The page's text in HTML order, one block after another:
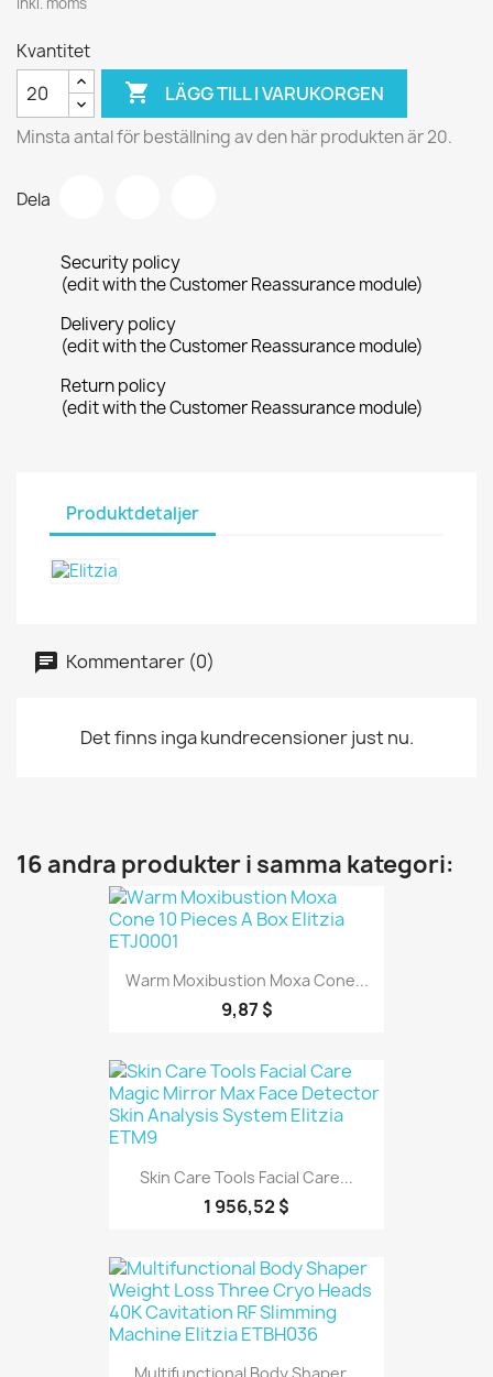
Kvantitet
 LÄGG TILL I VARUKORGEN
Minsta antal för beställning av den här produkten är 20.
Dela
Security policy
(edit with the Customer Reassurance module)
Delivery policy
(edit with the Customer Reassurance module)
Return policy
(edit with the Customer Reassurance module)
Produktdetaljer
Kommentarer (0)
Det finns inga kundrecensioner just nu.
16 andra produkter i samma kategori:
Warm Moxibustion Moxa Cone...
9,87 $
Skin Care Tools Facial Care...
1 956,52 $